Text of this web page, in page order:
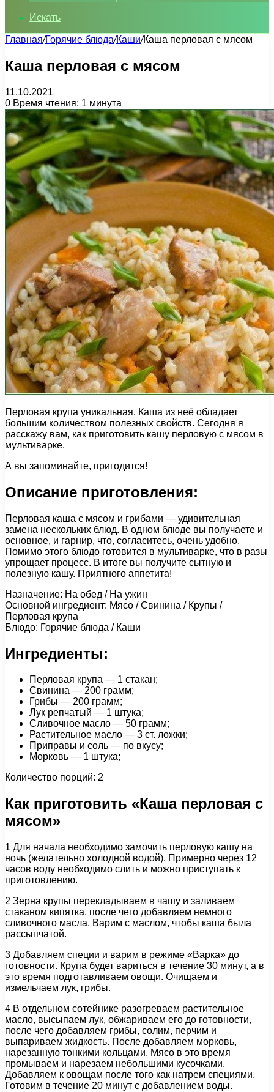
Искать
Главная/Горячие блюда/Каши/Каша перловая с мясом
Каша перловая с мясом
11.10.2021
0 Время чтения: 1 минута
Перловая крупа уникальная. Каша из неё обладает
большим количеством полезных свойств. Сегодня я
расскажу вам, как приготовить кашу перловую с мясом в
мультиварке.
А вы запоминайте, пригодится!
Описание приготовления:
Перловая каша с мясом и грибами — удивительная
замена нескольких блюд. В одном блюде вы получаете и
основное, и гарнир, что, согласитесь, очень удобно.
Помимо этого блюдо готовится в мультиварке, что в разы
упрощает процесс. В итоге вы получите сытную и
полезную кашу. Приятного аппетита!
Назначение: На обед / На ужин
Основной ингредиент: Мясо / Свинина / Крупы /
Перловая крупа
Блюдо: Горячие блюда / Каши
Ингредиенты:
Перловая крупа — 1 стакан;
Свинина — 200 грамм;
Грибы — 200 грамм;
Лук репчатый — 1 штука;
Сливочное масло — 50 грамм;
Растительное масло — 3 ст. ложки;
Приправы и соль — по вкусу;
Морковь — 1 штука;
Количество порций: 2
Как приготовить «Каша перловая с
мясом»
1 Для начала необходимо замочить перловую кашу на
ночь (желательно холодной водой). Примерно через 12
часов воду необходимо слить и можно приступать к
приготовлению.
2 Зерна крупы перекладываем в чашу и заливаем
стаканом кипятка, после чего добавляем немного
сливочного масла. Варим с маслом, чтобы каша была
рассыпчатой.
3 Добавляем специи и варим в режиме «Варка» до
готовности. Крупа будет вариться в течение 30 минут, а в
это время подготавливаем овощи. Очищаем и
измельчаем лук, грибы.
4 В отдельном сотейнике разогреваем растительное
масло, высыпаем лук, обжариваем его до готовности,
после чего добавляем грибы, солим, перчим и
выпариваем жидкость. После добавляем морковь,
нарезанную тонкими кольцами. Мясо в это время
промываем и нарезаем небольшими кусочками.
Добавляем к овощам после того как натрем специями.
Готовим в течение 20 минут с добавлением воды.